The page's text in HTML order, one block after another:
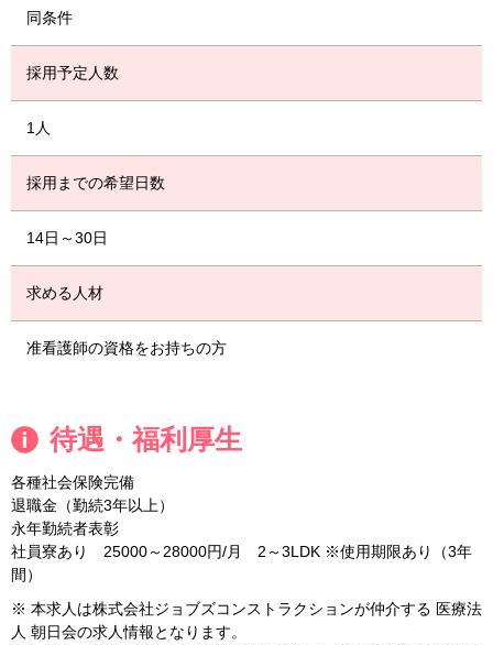
同条件
採用予定人数
1人
採用までの希望日数
14日～30日
求める人材
准看護師の資格をお持ちの方
待遇・福利厚生
各種社会保険完備
退職金（勤続3年以上）
永年勤続者表彰
社員寮あり 25000～28000円/月 2～3LDK ※使用期限あり（3年
間）
※ 本求人は株式会社ジョブズコンストラクションが仲介する 医療法
人 朝日会の求人情報となります。